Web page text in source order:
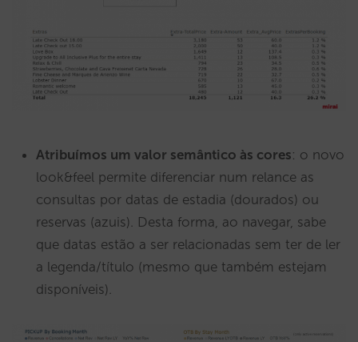
Atribuímos um valor semântico às cores: o novo
look&feel permite diferenciar num relance as
consultas por datas de estadia (dourados) ou
reservas (azuis). Desta forma, ao navegar, sabe
que datas estão a ser relacionadas sem ter de ler
a legenda/título (mesmo que também estejam
disponíveis).